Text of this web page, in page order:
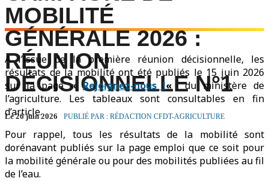
MOBILITÉ
GÉNÉRALE 2026 :
RÉUNION
DÉCISIONNELLE N°1
Le 26 juin 2026 PUBLIÉ PAR : RÉDACTION CFDT-AGRICULTURE
A l’issue de la première réunion décisionnelle, les
résultats de la mobilité ont été publiés le 15 juin 2026
sur la page«Rejoignez-nous !«du ministère de
l’agriculture. Les tableaux sont consultables en fin
d’article.
Pour rappel, tous les résultats de la mobilité sont
dorénavant publiés sur la page emploi que ce soit pour
la mobilité générale ou pour des mobilités publiées au fil
de l’eau.